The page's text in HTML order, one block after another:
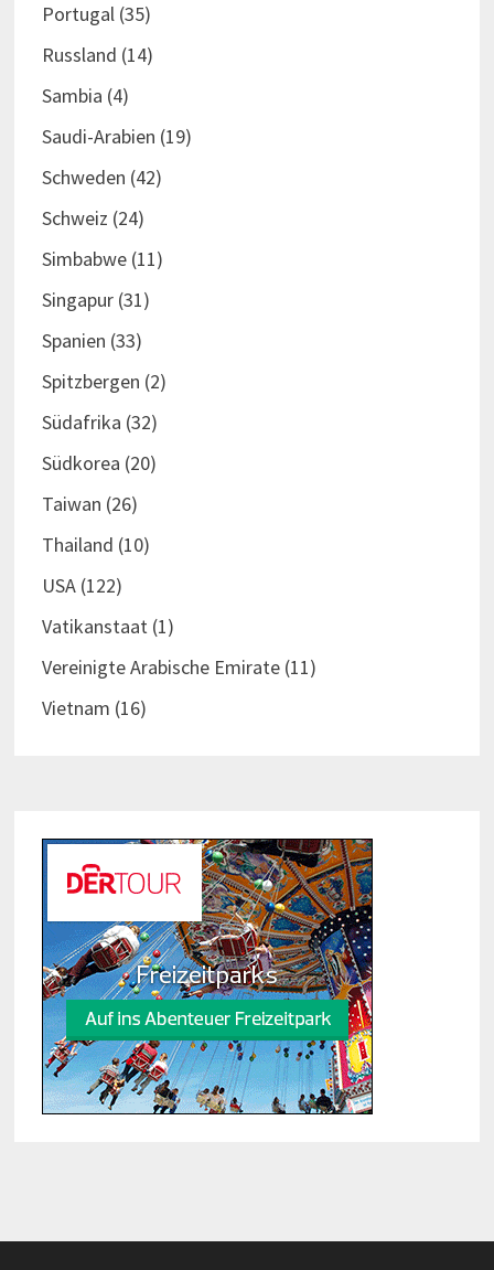
Portugal(35)
Russland (14)
Sambia (4)
Saudi-Arabien (19)
Schweden (42)
Schweiz (24)
Simbabwe(11)
Singapur(31)
Spanien (33)
Spitzbergen (2)
Südafrika (32)
Südkorea (20)
Taiwan (26)
Thailand (10)
USA(122)
Vatikanstaat(1)
Vereinigte Arabische Emirate(11)
Vietnam (16)